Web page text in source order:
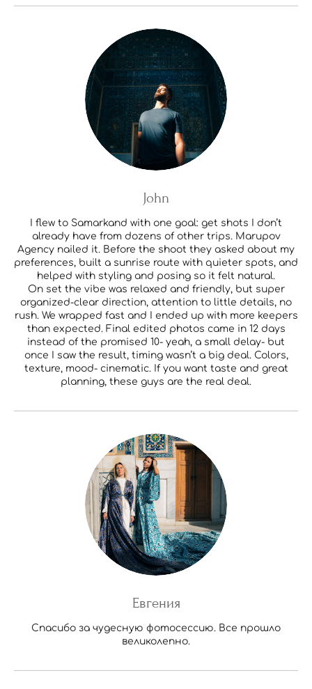
John
I flew to Samarkand with one goal: get shots I don’t
already have from dozens of other trips. Marupov
Agency nailed it. Before the shoot they asked about my
preferences, built a sunrise route with quieter spots, and
helped with styling and posing so it felt natural.
On set the vibe was relaxed and friendly, but super
organized-clear direction, attention to little details, no
rush. We wrapped fast and I ended up with more keepers
than expected. Final edited photos came in 12 days
instead of the promised 10- yeah, a small delay- but
once I saw the result, timing wasn’t a big deal. Colors,
texture, mood- cinematic. If you want taste and great
planning, these guys are the real deal.
Евгения
Спасибо за чудесную фотосессию. Все прошло
великолепно.